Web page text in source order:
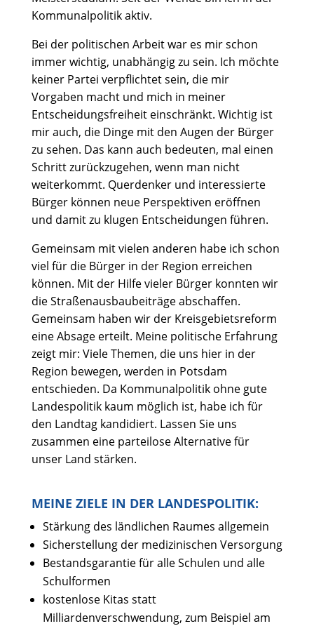
Kommunalpolitik aktiv.
Bei der politischen Arbeit war es mir schon
immer wichtig, unabhängig zu sein. Ich möchte
keiner Partei verpflichtet sein, die mir
Vorgaben macht und mich in meiner
Entscheidungsfreiheit einschränkt. Wichtig ist
mir auch, die Dinge mit den Augen der Bürger
zu sehen. Das kann auch bedeuten, mal einen
Schritt zurückzugehen, wenn man nicht
weiterkommt. Querdenker und interessierte
Bürger können neue Perspektiven eröffnen
und damit zu klugen Entscheidungen führen.
Gemeinsam mit vielen anderen habe ich schon
viel für die Bürger in der Region erreichen
können. Mit der Hilfe vieler Bürger konnten wir
die Straßenausbaubeiträge abschaffen.
Gemeinsam haben wir der Kreisgebietsreform
eine Absage erteilt. Meine politische Erfahrung
zeigt mir: Viele Themen, die uns hier in der
Region bewegen, werden in Potsdam
entschieden. Da Kommunalpolitik ohne gute
Landespolitik kaum möglich ist, habe ich für
den Landtag kandidiert. Lassen Sie uns
zusammen eine parteilose Alternative für
unser Land stärken.
MEINE ZIELE IN DER LANDESPOLITIK:
Stärkung des ländlichen Raumes allgemein
Sicherstellung der medizinischen Versorgung
Bestandsgarantie für alle Schulen und alle
Schulformen
kostenlose Kitas statt
Milliardenverschwendung, zum Beispiel am